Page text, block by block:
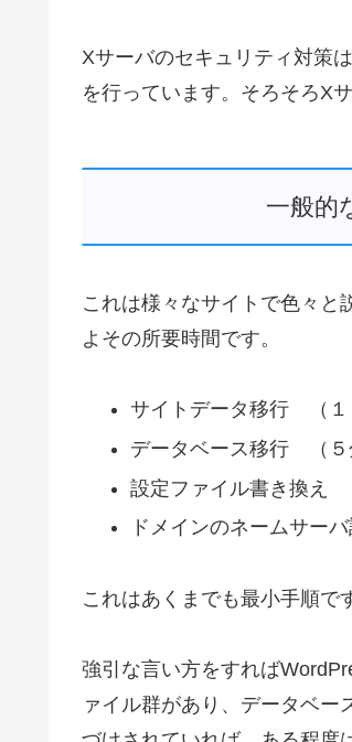
Xサーバのセキュリティ対策
を行っています。そろそろX
一般的
これは様々なサイトで色々と
よその所要時間です。
サイトデータ移行 （１
データベース移行 （５
設定ファイル書き換え
ドメインのネームサー
これはあくまでも最小手順で
強引な言い方をすれば
ァイル群があり、データベ